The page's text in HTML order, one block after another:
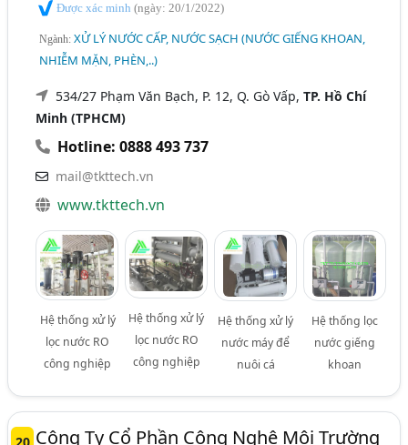
Được xác minh(ngày: 20/1/2022)
Ngành:XỬ LÝ NƯỚC CẤP, NƯỚC SẠCH (NƯỚC GIẾNG KHOAN,
NHIỄM MẶN, PHÈN,..)
534/27 Phạm Văn Bạch, P. 12, Q. Gò Vấp,TP. Hồ Chí
Minh (TPHCM)
Hotline: 0888 493 737
mail@tkttech.vn
www.tkttech.vn
Hệ thống xử lý
lọc nước RO
công nghiệp
Hệ thống xử lý
lọc nước RO
công nghiệp
Hệ thống xử lý
nước máy để
nuôi cá
Hệ thống lọc
nước giếng
khoan
20 Công Ty Cổ Phần Công Nghệ Môi Trường